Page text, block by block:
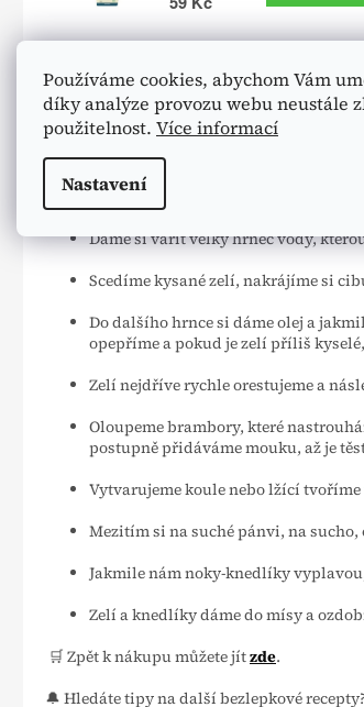
Používáme cookies, abychom Vám
díky analýze provozu webu neustále
použitelnost. Více informací
Nastavení
Postup přípravy bezlepkových
Dáme si vařit velký hrnec vody,
Scedíme kysané zelí, nakrájíme si
Do dalšího hrnce si dáme olej a
opepříme a pokud je zelí příliš
Zelí nejdříve rychle orestujeme a
Oloupeme brambory, které
postupně přidáváme mouku, až je
Vytvarujeme koule nebo lžící
Mezitím si na suché pánvi, na
Jakmile nám noky-knedlíky
Zelí a knedlíky dáme do mísy a
🛒 Zpět k nákupu můžete jítzde.
🔔 Hledáte tipy na další bezlepkové